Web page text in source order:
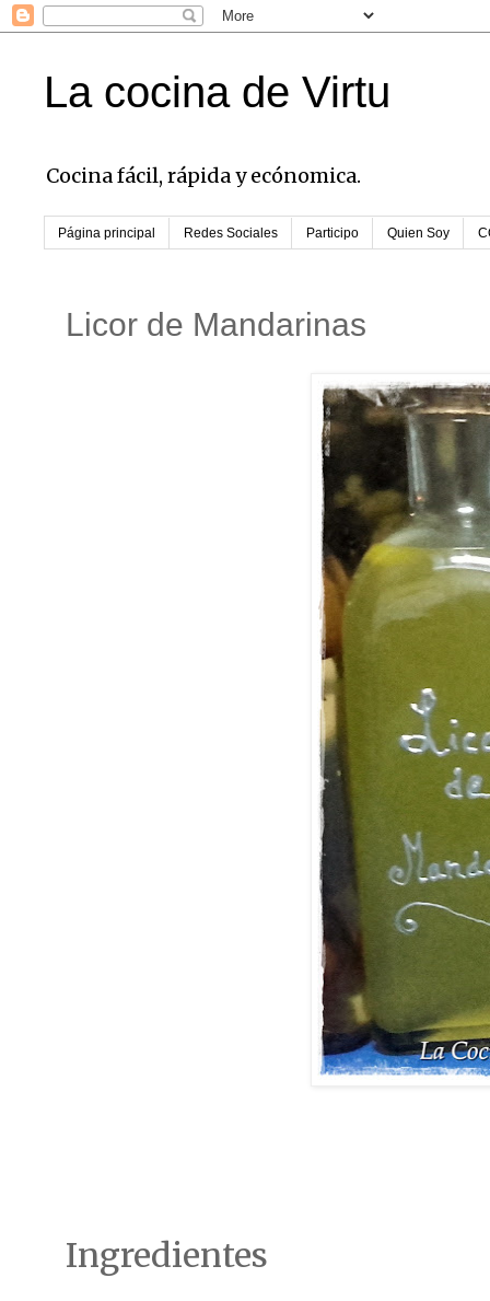
La cocina de Virtu
Cocina fácil, rápida y ecónomica.
Página principal Redes Sociales Participo Quien Soy
Licor de Mandarinas
Ingredientes